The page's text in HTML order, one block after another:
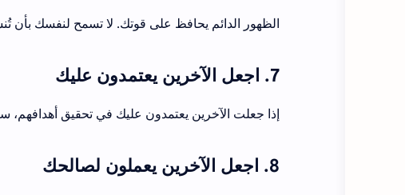
الظهور الدائم يحافظ على قوتك. لا تسمح لنفسك بأن
7. اجعل الآخرين يعتمدون عليك
إذا جعلت الآخرين يعتمدون عليك في تحقيق أهدافهم،
8. اجعل الآخرين يعملون لصالحك